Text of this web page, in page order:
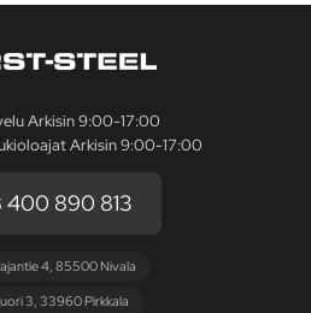
Arkisin 9:00-17:00
Arkisin 9:00-17:00
400 890 813
4, 85500 Nivala
3, 33960 Pirkkala